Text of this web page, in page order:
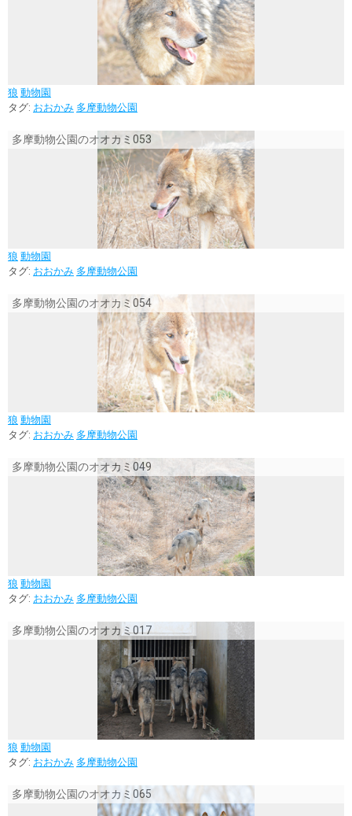
狼 動物園
タグ: おおかみ 多摩動物公園
多摩動物公園のオオカミ053
狼 動物園
タグ: おおかみ 多摩動物公園
多摩動物公園のオオカミ054
狼 動物園
タグ: おおかみ 多摩動物公園
多摩動物公園のオオカミ049
狼 動物園
タグ: おおかみ 多摩動物公園
多摩動物公園のオオカミ017
狼 動物園
タグ: おおかみ 多摩動物公園
多摩動物公園のオオカミ065